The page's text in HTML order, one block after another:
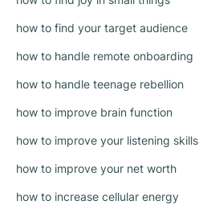
how to find your target audience
how to handle remote onboarding
how to handle teenage rebellion
how to improve brain function
how to improve your listening skills
how to improve your net worth
how to increase cellular energy